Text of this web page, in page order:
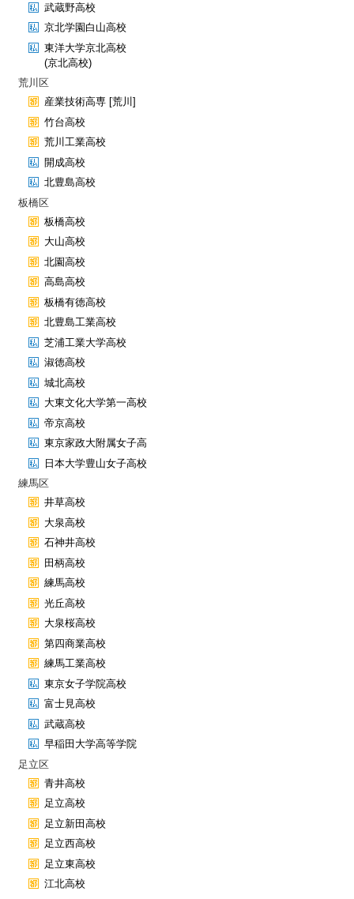
武蔵野高校
京北学園白山高校
東洋大学京北高校
(京北高校)
荒川区
産業技術高専 [荒川]
竹台高校
荒川工業高校
開成高校
北豊島高校
板橋区
板橋高校
大山高校
北園高校
高島高校
板橋有徳高校
北豊島工業高校
芝浦工業大学高校
淑徳高校
城北高校
大東文化大学第一高校
帝京高校
東京家政大附属女子高
日本大学豊山女子高校
練馬区
井草高校
大泉高校
石神井高校
田柄高校
練馬高校
光丘高校
大泉桜高校
第四商業高校
練馬工業高校
東京女子学院高校
富士見高校
武蔵高校
早稲田大学高等学院
足立区
青井高校
足立高校
足立新田高校
足立西高校
足立東高校
江北高校